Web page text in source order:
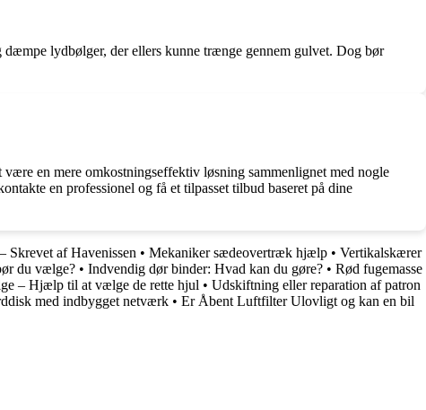
lydbølger, der ellers kunne trænge gennem gulvet. Dog bør
en mere omkostningseffektiv løsning sammenlignet med nogle
en professionel og få et tilpasset tilbud baseret på dine
Skrevet af Havenissen • Mekaniker sædeovertræk hjælp • Vertikalskærer
du vælge? • Indvendig dør binder: Hvad kan du gøre? • Rød fugemasse
– Hjælp til at vælge de rette hjul • Udskiftning eller reparation af patron
med indbygget netværk • Er Åbent Luftfilter Ulovligt og kan en bil